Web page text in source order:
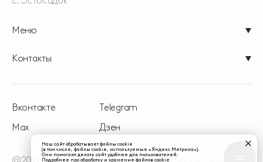
Меню
Контакты
Вконтакте
Telegram
Max
Дзен
Наш сайт обрабатывает файлы cookie
(в том числе, файлы cookie, используемые «Яндекс Метрика»).
Они помогают делать сайт удобнее для пользователей.
Подробнее про обработку и хранение файлов cookie